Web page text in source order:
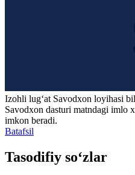
Izohli lugʻat Savodxon loyihasi
Savodxon dasturi matndagi imlo
imkon beradi.
Batafsil
Tasodifiy so‘zlar